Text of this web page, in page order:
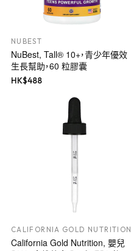
NUBEST
NuBest, Tall® 10+，青少年優效
生長幫助，60 粒膠囊
HK$488
CALIFORNIA GOLD NUTRITION
California Gold Nutrition, 嬰兒